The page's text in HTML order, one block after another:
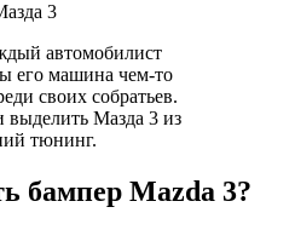
автомобилист
его машина чем-то
своих собратьев.
выделить Мазда 3 из
тюнинг.
бампер Mazda 3?